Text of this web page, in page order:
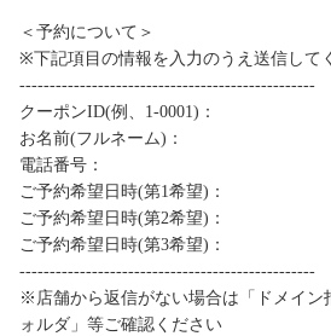
＜予約について＞
※下記項目の情報を入力のうえ送信して
-------------------------------------------------
クーポンID(例、1-0001)：
お名前(フルネーム)：
電話番号：
ご予約希望日時(第1希望)：
ご予約希望日時(第2希望)：
ご予約希望日時(第3希望)：
-------------------------------------------------
※店舗から返信がない場合は「ドメイン
ォルダ」等ご確認ください